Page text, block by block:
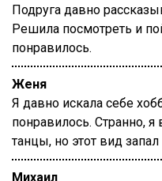
Подруга давно
Решила посмотреть и
понравилось.
Женя
Я давно искала себе
понравилось. Странно,
танцы, но этот вид
Михаил